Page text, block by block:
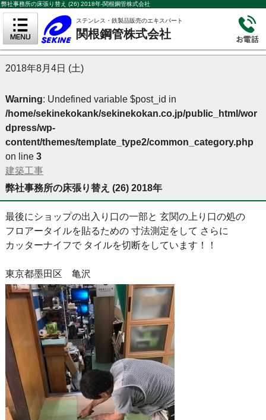
弊社事務所の床張り替え (26) 2018年-関根鋼管株式会社
ステンレス・鉄製品販売のエキスパート
関根鋼管株式会社
2018年8月4日 (土)
Warning: Undefined variable $post_id in
/home/sekinekokank/sekinekokan.co.jp/public_html/wor
dpress/wp-
content/themes/template_type2/common_category.php
on line 3
建築工事
弊社事務所の床張り替え (26) 2018年
最後にショップの出入り口の一部と 玄関の上り口の処の
フロアータイルを貼るための 寸法測定をして さらに
カッターナイフで タイルを切断をしています！！
東京都墨田区 亀沢